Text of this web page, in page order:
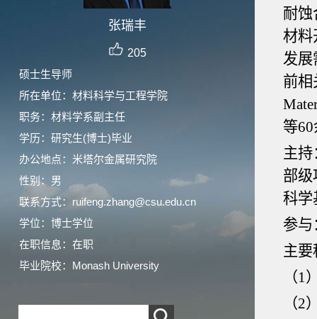
张瑞丰
205
硕士生导师
所在单位：材料科学与工程学院
职务：材料学系副主任
学历：研究生(博士)毕业
办公地点：米塔尔金属研究院
性别：男
联系方式：ruifeng.zhang@csu.edu.cn
学位：博士学位
在职信息：在职
毕业院校：Monash University
耐蚀
材料
发展
前相
等
主
部级
科学
参与
主
（1
（2